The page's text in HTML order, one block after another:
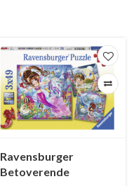
Ravensburger
Betoverende